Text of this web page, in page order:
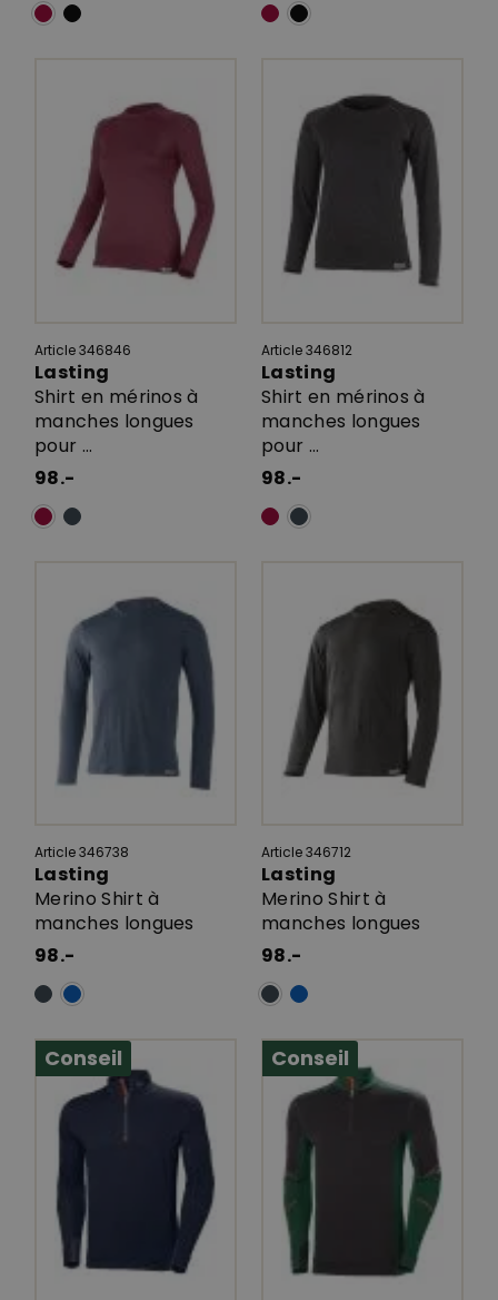
Article 346846
Lasting
Shirt en mérinos à
manches longues
pour ...
98.-
Article 346812
Lasting
Shirt en mérinos à
manches longues
pour ...
98.-
Article 346738
Lasting
Merino Shirt à
manches longues
98.-
Article 346712
Lasting
Merino Shirt à
manches longues
98.-
Conseil Conseil